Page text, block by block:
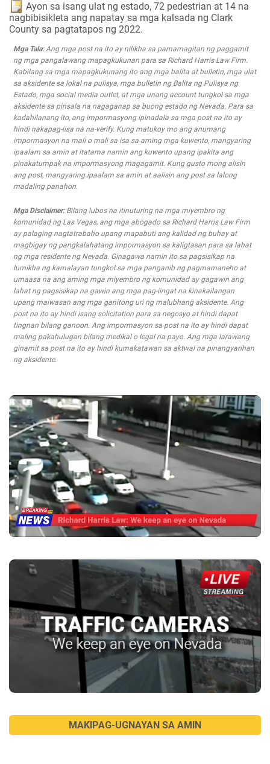
Ayon sa isang ulat ng estado, 72 pedestrian at 14 na
nagbibisikleta ang napatay sa mga kalsada ng Clark
County sa pagtatapos ng 2022.
Mga Tala:Ang mga post na ito ay nilikha sa pamamagitan ng paggamit
ng mga pangalawang mapagkukunan para sa Richard Harris Law Firm.
Kabilang sa mga mapagkukunang ito ang mga balita at bulletin, mga ulat
sa aksidente sa lokal na pulisya, mga bulletin ng Balita ng Pulisya ng
Estado, mga social media outlet, at mga unang account tungkol sa mga
aksidente sa pinsala na nagaganap sa buong estado ng Nevada. Para sa
kadahilanang ito, ang impormasyong ipinadala sa mga post na ito ay
hindi nakapag-iisa na na-verify. Kung matukoy mo ang anumang
impormasyon na mali o mali sa isa sa aming mga kuwento, mangyaring
ipaalam sa amin at itatama namin ang kuwento upang ipakita ang
pinakatumpak na impormasyong magagamit. Kung gusto mong alisin
ang post, mangyaring ipaalam sa amin at aalisin ang post sa lalong
madaling panahon.
Mga Disclaimer:Bilang lubos na itinuturing na mga miyembro ng
komunidad ng Las Vegas, ang mga abogado sa Richard Harris Law Firm
ay palaging nagtatrabaho upang mapabuti ang kalidad ng buhay at
magbigay ng pangkalahatang impormasyon sa kaligtasan para sa lahat
ng mga residente ng Nevada. Ginagawa namin ito sa pagsisikap na
lumikha ng kamalayan tungkol sa mga panganib ng pagmamaneho at
umaasa na ang aming mga miyembro ng komunidad ay gagawin ang
lahat ng pagsisikap na gawin ang mga pag-iingat na kinakailangan
upang maiwasan ang mga ganitong uri ng malubhang aksidente. Ang
post na ito ay hindi isang solicitation para sa negosyo at hindi dapat
tingnan bilang ganoon. Ang impormasyon sa post na ito ay hindi dapat
maling pakahulugan bilang medikal o legal na payo. Ang mga larawang
ginamit sa post na ito ay hindi kumakatawan sa aktwal na pinangyarihan
ng aksidente.
MAKIPAG-UGNAYAN SA AMIN